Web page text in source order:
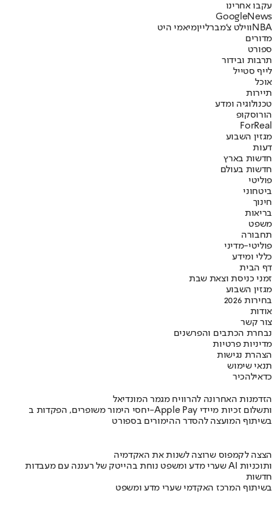
עקבו אחרינו
Googl eNews
NBAווילט צ'מברלייןמיאמי היט
מדורים
ספורט
תרבות ובידור
לייף סטייל
אוכל
תיירות
טכנולוגיה ומדע
הורוסקופ
ForReal
מגזין השבוע
דעות
חדשות בארץ
חדשות בעולם
פוליטי
ביטחוני
חינוך
בריאות
משפט
תחבורה
פוליטי-מדיני
כללי ומידע
דף הבית
זמני כניסת וצאת שבת
מגזין השבוע
בחירות 2026
אודות
צור קשר
נבחרת הכתבים והפרשנים
מדיניות פרטיות
הצהרת נגישות
תנאי שימוש
כדאילהכיר
הזדמנות האחרונה להרוויח מגמר המונדיאל
יחסי הימור משופרים, הפקדות ב-Apple Pay ותשלום זכיות מיידי
בשיתוף המועצה להסדר ההימורים בספורט
הצצה לקמפוס שרוצה לשנות את האקדמיה
שערי מדע ומשפט נוחת בהייטק של רעננה עם מעבדות AI ותוכניות
חדשות
בשיתוף המרכז האקדמי שערי מדע ומשפט